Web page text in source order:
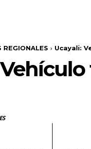
REGIONALES Ucayali: